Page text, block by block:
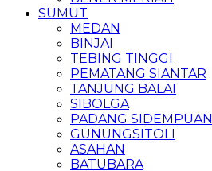
SUMUT
MEDAN
BINJAI
TEBING TINGGI
PEMATANG SIANTAR
TANJUNG BALAI
SIBOLGA
PADANG SIDEMPUAN
GUNUNGSITOLI
ASAHAN
BATUBARA